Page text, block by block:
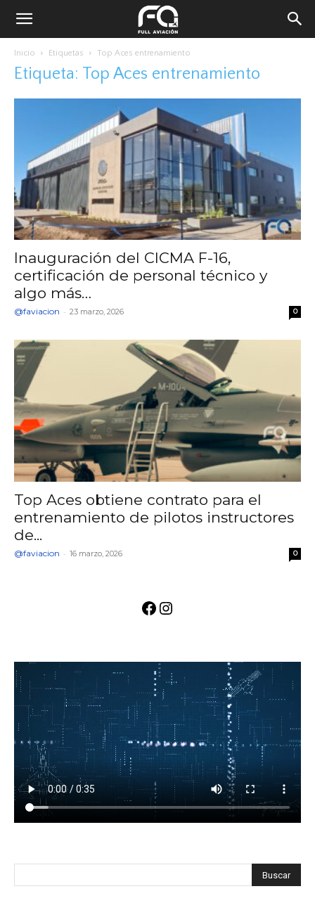
Inicio Etiquetas Top Aces entrenamiento
Etiqueta: Top Aces entrenamiento
Inauguración del CICMA F-16,
certificación de personal técnico y
algo más…
@faviacion - 23 marzo, 2026 0
Top Aces obtiene contrato para el
entrenamiento de pilotos instructores
de...
@faviacion - 16 marzo, 2026 0
Facebook
Instagram